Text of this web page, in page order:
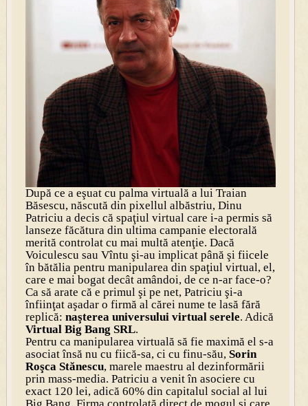
După ce a eşuat cu palma virtuală a lui Traian
Băsescu, născută din pixellul albăstriu, Dinu
Patriciu a decis că spaţiul virtual care i-a permis să
lanseze făcătura din ultima campanie electorală
merită controlat cu mai multă atenţie. Dacă
Voiculescu sau Vîntu şi-au implicat până şi fiicele
în bătălia pentru manipularea din spaţiul virtual, el,
care e mai bogat decât amândoi, de ce n-ar face-o?
Ca să arate că e primul şi pe net, Patriciu şi-a
înfiinţat aşadar o firmă al cărei nume te lasă fără
replică: naşterea universului virtual serele. Adică
Virtual Big Bang SRL.
Pentru ca manipularea virtuală să fie maximă el s-a
asociat însă nu cu fiică-sa, ci cu finu-său, Sorin
Roşca Stănescu, marele maestru al dezinformării
prin mass-media. Patriciu a venit în asociere cu
exact 120 lei, adică 60% din capitalul social al lui